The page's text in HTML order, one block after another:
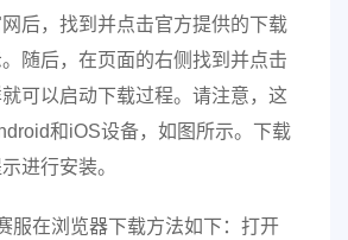
后，找到并点击官方提供的下载
随后，在页面的右侧找到并点击
可以启动下载过程。请注意，这
和iOS设备，如图所示。下载
进行安装。
服在浏览器下载方法如下：打开